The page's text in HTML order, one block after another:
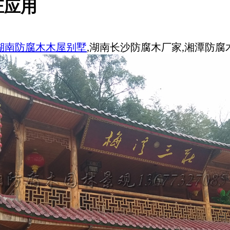
用
南防腐木木屋别墅,湖南长沙防腐木厂家,湘潭防腐